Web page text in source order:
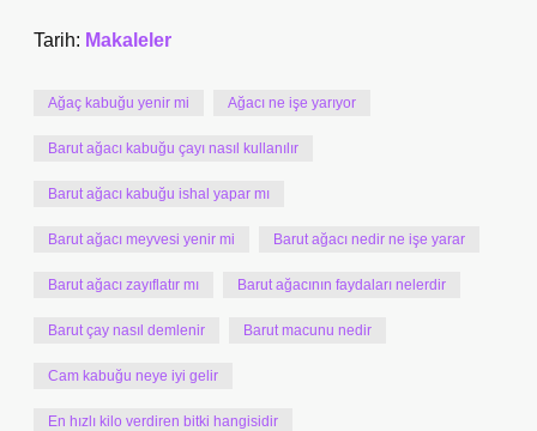
Tarih: Makaleler
Ağaç kabuğu yenir mi Ağacı ne işe yarıyor
Barut ağacı kabuğu çayı nasıl kullanılır
Barut ağacı kabuğu ishal yapar mı
Barut ağacı meyvesi yenir mi Barut ağacı nedir ne işe yarar
Barut ağacı zayıflatır mı Barut ağacının faydaları nelerdir
Barut çay nasıl demlenir Barut macunu nedir
Cam kabuğu neye iyi gelir
En hızlı kilo verdiren bitki hangisidir